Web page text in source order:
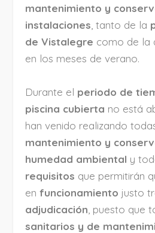
mantenimiento y
instalaciones, tanto de la
de Vistalegre como de la
en los meses de verano.
Durante el periodo de
piscina cubierta no está
han venido realizando
mantenimiento y
humedad ambiental y
requisitos que permitirán
enfuncionamiento justo
adjudicación , puesto que
sanitarios y de